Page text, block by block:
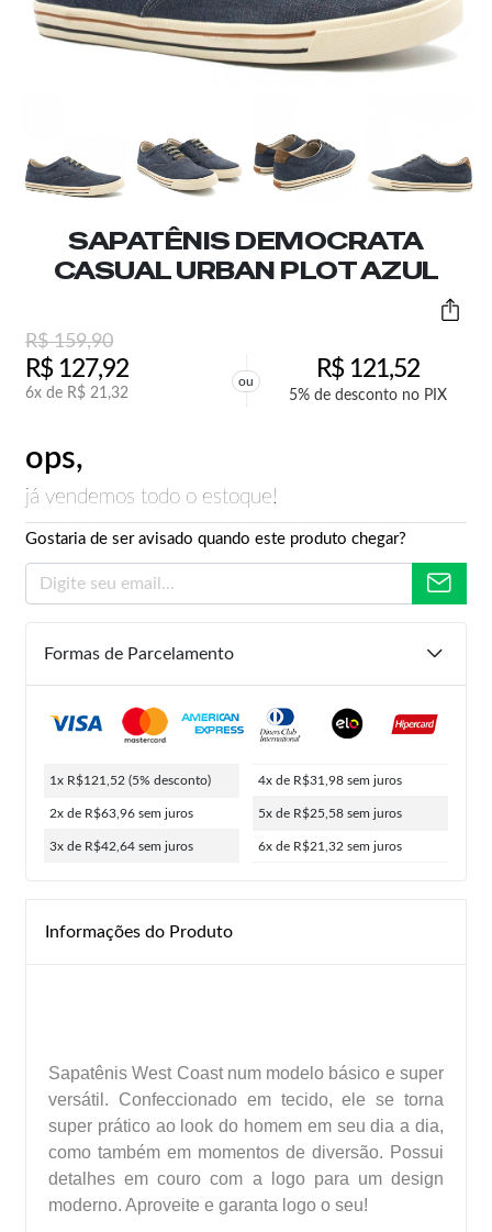
SAPATÊNIS DEMOCRATA
CASUAL URBAN PLOT AZUL
R$159,90
R$127,92
6x de R$ 21,32
ou R$121,52
5% de desconto no PIX
ops,
já vendemos todo o estoque!
Gostaria de ser avisado quando este produto chegar?
Formas de Parcelamento
1x R$121,52 (5% desconto)
2x de R$63,96 sem juros
3x de R$42,64 sem juros
4x de R$31,98 sem juros
5x de R$25,58 sem juros
6x de R$21,32 sem juros
Informações do Produto
Sapatênis West Coast num modelo básico e super
versátil. Confeccionado em tecido, ele se torna
super prático ao look do homem em seu dia a dia,
como também em momentos de diversão. Possui
detalhes em couro com a logo para um design
moderno. Aproveite e garanta logo o seu!